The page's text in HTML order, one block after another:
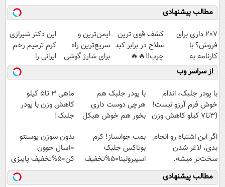
مطالب پیشنهادی
207 داری برای
فروش؟ با
کارنامه به
بهترین قیمت
بفروش!
کشف قوی ترین
سلاح در برابر کبد
چرب‼️🔥🔥
ایمن‌ترین و
سریع‌ترین راه
برای شارژ گوشی
😍👌🏻
این دکتر شیرازی
کرم ترمیم زخم
ایرانی را
ساخت!!!
از سراسر وب
با پودر جلبک، اندام
خوش فرم آرزو نیست!
(3تا7 کیلو کاهش وزن
با پودر جلبک هم
هرچی دوست داری
بخور هم خوش هیکل
خرید45%off
ماهی 3 تا5 کیلو
کاهش وزن با پودر
جلبک!
اگر این اشتباه رو انجام
بدی، لاغر شدن
سخت‌تر میشه.
بمب جوانساز! کرم
بوتاکس جلبک
اسپیرولینا50%تخفیف
بدون سوزن پوستتو
10سال جوون
کن50%تخفیف پاییزی
مطالب پیشنهادی